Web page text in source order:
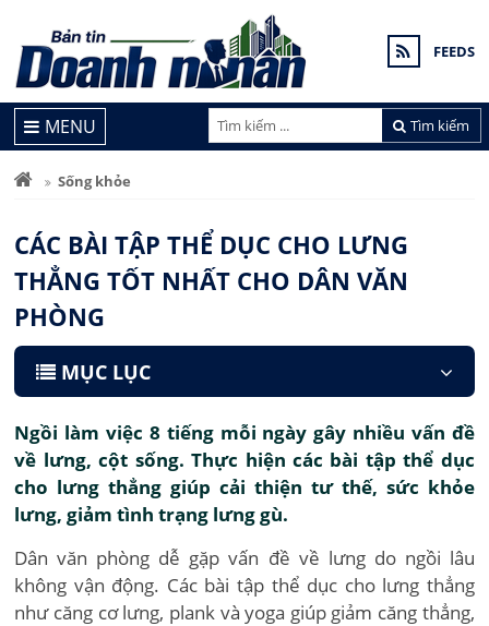
FEEDS
Tìm kiếm
MENU
Sống khỏe
CÁC BÀI TẬP THỂ DỤC CHO LƯNG
THẲNG TỐT NHẤT CHO DÂN VĂN
PHÒNG
MỤC LỤC
Ngồi làm việc 8 tiếng mỗi ngày gây nhiều vấn đề
về lưng, cột sống. Thực hiện các bài tập thể dục
cho lưng thẳng giúp cải thiện tư thế, sức khỏe
lưng, giảm tình trạng lưng gù.
Dân văn phòng dễ gặp vấn đề về lưng do ngồi lâu
không vận động. Các bài tập thể dục cho lưng thẳng
như căng cơ lưng, plank và yoga giúp giảm căng thẳng,